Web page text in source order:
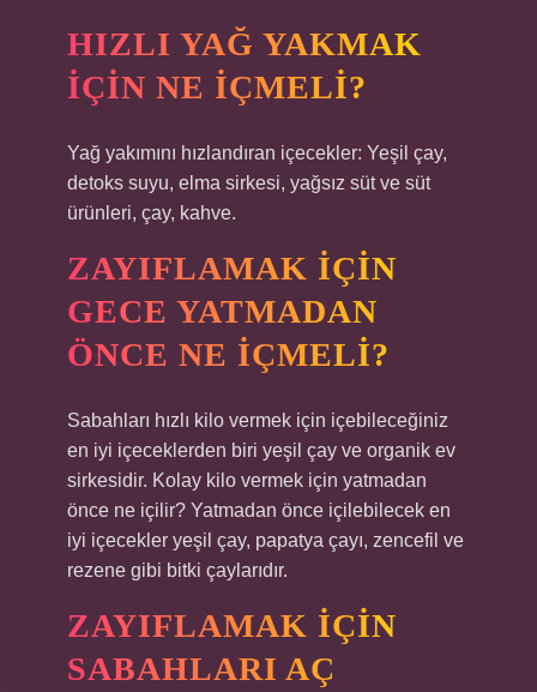
HIZLI YAĞ YAKMAK
IÇIN NE IÇMELI?
Yağ yakımını hızlandıran içecekler: Yeşil çay,
detoks suyu, elma sirkesi, yağsız süt ve süt
ürünleri, çay, kahve.
ZAYIFLAMAK IÇIN
GECE YATMADAN
ÖNCE NE IÇMELI?
Sabahları hızlı kilo vermek için içebileceğiniz
en iyi içeceklerden biri yeşil çay ve organik ev
sirkesidir. Kolay kilo vermek için yatmadan
önce ne içilir? Yatmadan önce içilebilecek en
iyi içecekler yeşil çay, papatya çayı, zencefil ve
rezene gibi bitki çaylarıdır.
ZAYIFLAMAK IÇIN
SABAHLARI AÇ